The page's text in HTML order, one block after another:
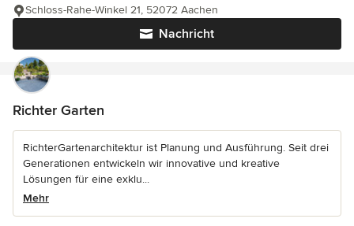
Nachricht
Schloss-Rahe-Winkel 21, 52072 Aachen
Richter Garten
RichterGartenarchitektur ist Planung und Ausführung. Seit drei
Generationen entwickeln wir innovative und kreative
Lösungen für eine exklu...
Mehr